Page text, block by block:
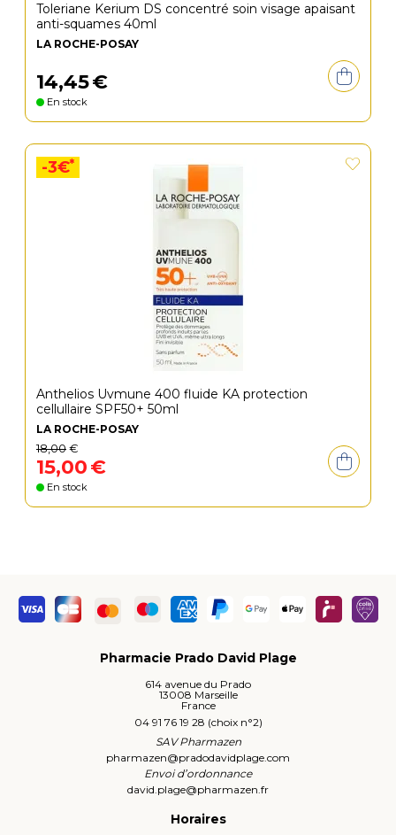
Toleriane Kerium DS concentré soin visage apaisant
anti-squames 40ml
LA ROCHE-POSAY
14,45€
En stock
-3€*
Anthelios Uvmune 400 fluide KA protection
cellullaire SPF50+ 50ml
LA ROCHE-POSAY
18,00€
15,00€
En stock
Pharmacie Prado David Plage
614 avenue du Prado
13008 Marseille
France
04 91 76 19 28 (choix n°2)
SAV Pharmazen
pharmazen@pradodavidplage.com
Envoi d’ordonnance
david.plage@pharmazen.fr
Horaires